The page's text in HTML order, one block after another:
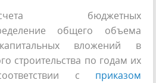
бюджетных
общего объема
вложений в
строительства по годам их
с приказом